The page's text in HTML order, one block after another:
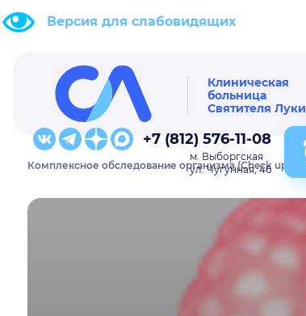
Версия для слабовидящих
Клиническая
больница
Святителя Луки
+7 (812) 576-11-08
м. Выборгская
ул. Чугунная, 46
Комплексное обследование организма (Check up)